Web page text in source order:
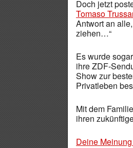
Doch jetzt
Tomaso
Antwort an
ziehen…“
Es wurde
ihre ZDF-
Show zur
Privatleben
Mit dem
ihren
Deine